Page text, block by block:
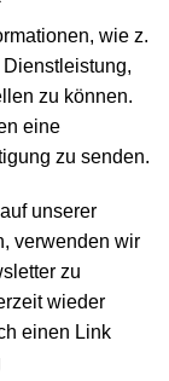
wie z.
zu können.
eine
zu senden.
unserer
verwenden wir
zu
wieder
einen Link